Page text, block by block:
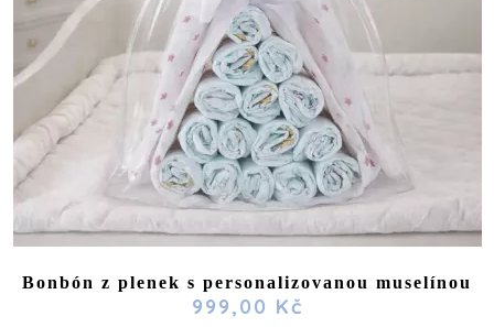
Bonbón z plenek s personalizovanou muselínou
999,00 Kč